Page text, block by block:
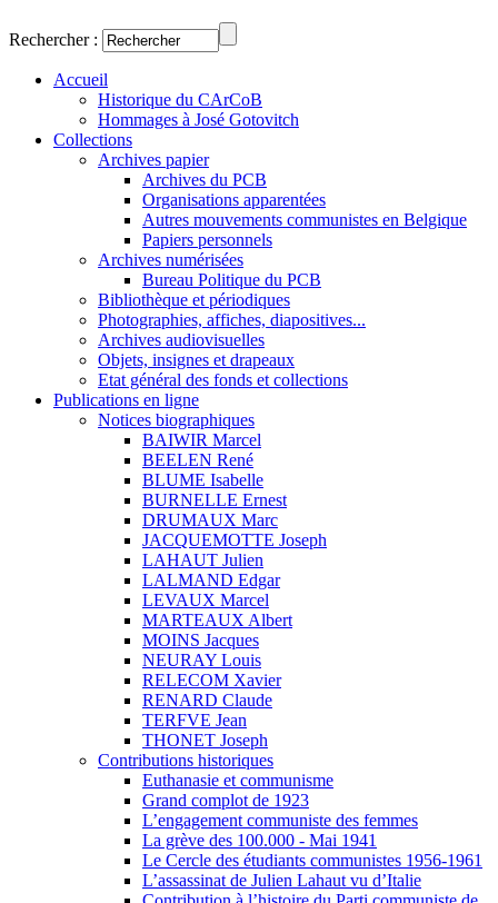
Rechercher :
Accueil
Historique du CArCoB
Hommages à José Gotovitch
Collections
Archives papier
Archives du PCB
Organisations apparentées
Autres mouvements communistes en Belgique
Papiers personnels
Archives numérisées
Bureau Politique du PCB
Bibliothèque et périodiques
Photographies, affiches, diapositives...
Archives audiovisuelles
Objets, insignes et drapeaux
Etat général des fonds et collections
Publications en ligne
Notices biographiques
BAIWIR Marcel
BEELEN René
BLUME Isabelle
BURNELLE Ernest
DRUMAUX Marc
JACQUEMOTTE Joseph
LAHAUT Julien
LALMAND Edgar
LEVAUX Marcel
MARTEAUX Albert
MOINS Jacques
NEURAY Louis
RELECOM Xavier
RENARD Claude
TERFVE Jean
THONET Joseph
Contributions historiques
Euthanasie et communisme
Grand complot de 1923
L’engagement communiste des femmes
La grève des 100.000 - Mai 1941
Le Cercle des étudiants communistes 1956-1961
L’assassinat de Julien Lahaut vu d’Italie